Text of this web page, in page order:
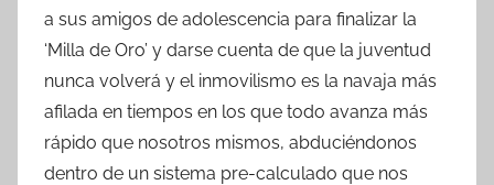
a sus amigos de adolescencia para finalizar la
‘Milla de Oro’ y darse cuenta de que la juventud
nunca volverá y el inmovilismo es la navaja más
afilada en tiempos en los que todo avanza más
rápido que nosotros mismos, abduciéndonos
dentro de un sistema pre-calculado que nos